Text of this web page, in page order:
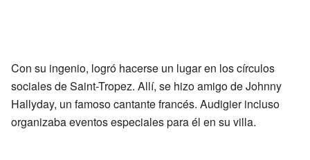
Con su ingenio, logró hacerse un lugar en los círculos
sociales de Saint-Tropez. Allí, se hizo amigo de Johnny
Hallyday, un famoso cantante francés. Audigier incluso
organizaba eventos especiales para él en su villa.